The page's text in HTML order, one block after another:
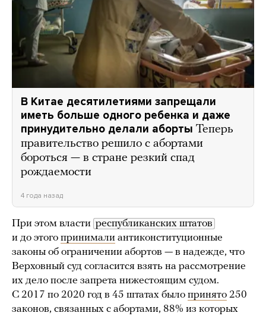
В Китае десятилетиями запрещали
иметь больше одного ребенка и даже
принудительно делали аборты Теперь
правительство решило с абортами
бороться — в стране резкий спад
рождаемости
4 года назад
При этом власти республиканских штатов
и до этого принимали антиконституционные
законы об ограничении абортов — в надежде, что
Верховный суд согласится взять на рассмотрение
их дело после запрета нижестоящим судом.
С 2017 по 2020 год в 45 штатах было принято 250
законов, связанных с абортами, 88% из которых